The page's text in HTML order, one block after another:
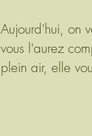
Aujourd'hui, on
vous l'aurez
plein air, elle